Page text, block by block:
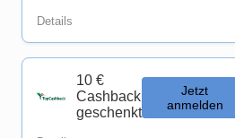
Details
10 €
Cashback
geschenkt
Jetzt
anmelden